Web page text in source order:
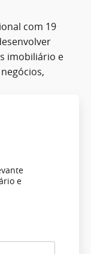
com 19
imobiliário e
e